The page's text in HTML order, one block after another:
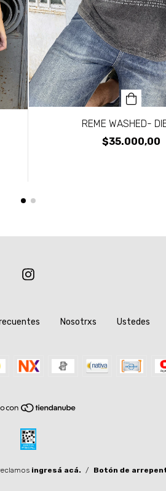
REME WASHED-
$35.000,00
Nosotrxs Ustedes
ingresá acá. / Botón de